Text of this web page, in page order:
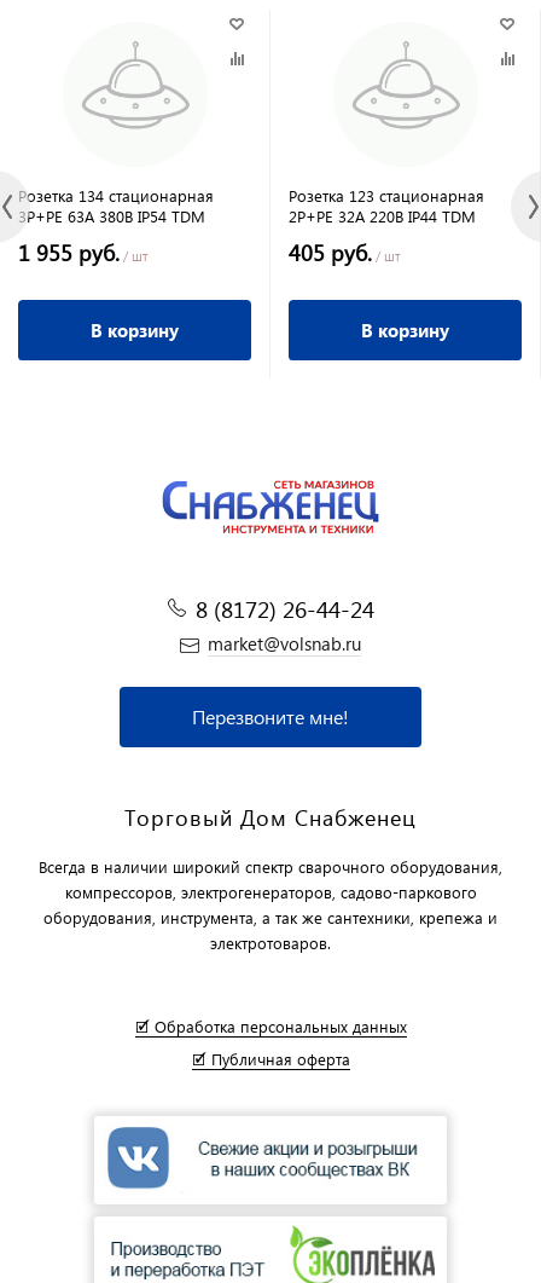
Розетка 134 стационарная
3Р+РЕ 63А 380В IP54 TDM
1 955 руб. / шт
В корзину
Розетка 123 стационарная
2Р+РЕ 32А 220В IP44 TDM
405 руб. / шт
В корзину
8 (8172) 26-44-24
market@volsnab.ru
Перезвоните мне!
Торговый Дом Снабженец
Всегда в наличии широкий спектр сварочного оборудования,
компрессоров, электрогенераторов, садово-паркового
оборудования, инструмента, а так же сантехники, крепежа и
электротоваров.
🗹 Обработка персональных данных
🗹 Публичная оферта